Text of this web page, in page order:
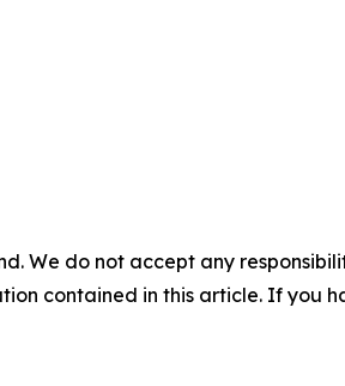
We do not accept any
contained in this article. If you